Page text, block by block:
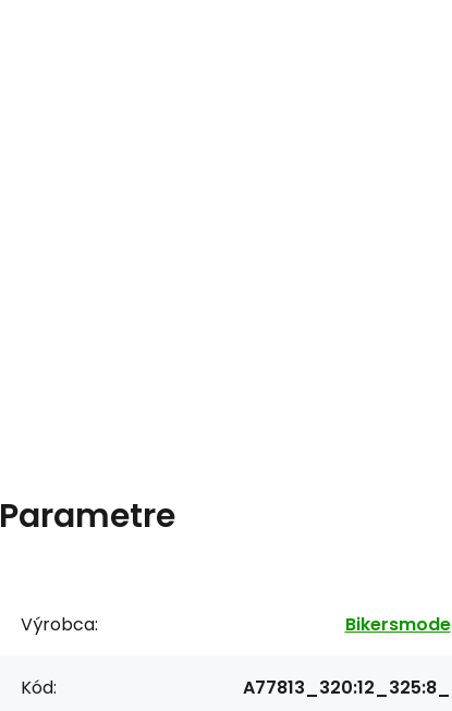
Parametre
Výrobca: Bikersmode
Kód: A77813_320:12_325:8_